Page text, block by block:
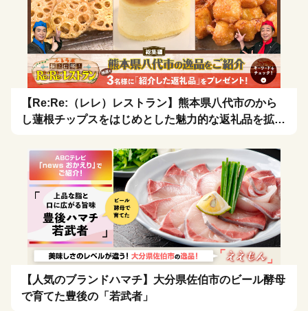
【Re:Re:（レレ）レストラン】熊本県八代市のから
し蓮根チップスをはじめとした魅力的な返礼品を拡散
【人気のブランドハマチ】大分県佐伯市のビール酵母
で育てた豊後の「若武者」